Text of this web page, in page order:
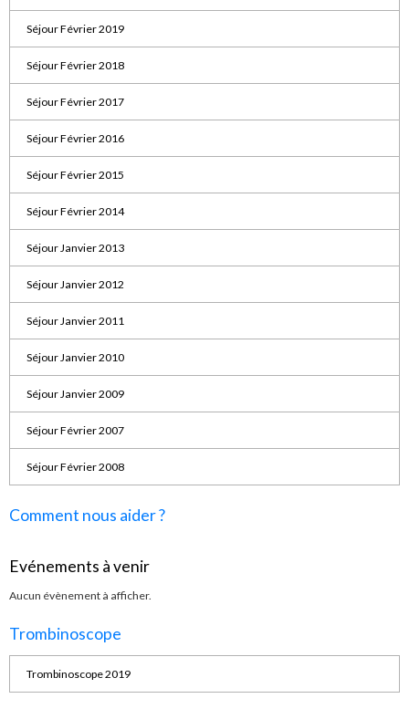
Séjour Février 2019
Séjour Février 2018
Séjour Février 2017
Séjour Février 2016
Séjour Février 2015
Séjour Février 2014
Séjour Janvier 2013
Séjour Janvier 2012
Séjour Janvier 2011
Séjour Janvier 2010
Séjour Janvier 2009
Séjour Février 2007
Séjour Février 2008
Comment nous aider ?
Evénements à venir
Aucun évènement à afficher.
Trombinoscope
Trombinoscope 2019